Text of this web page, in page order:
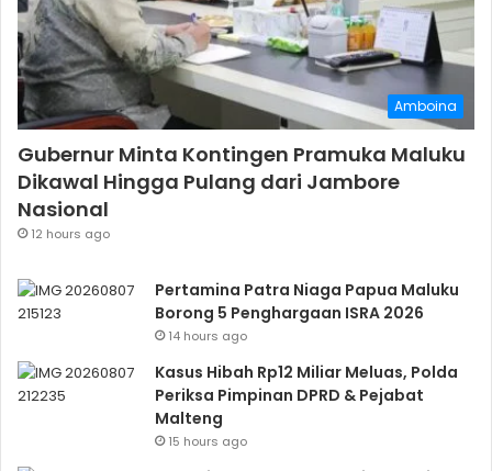
Amboina
Gubernur Minta Kontingen Pramuka Maluku
Dikawal Hingga Pulang dari Jambore
Nasional
12 hours ago
Pertamina Patra Niaga Papua Maluku
Borong 5 Penghargaan ISRA 2026
14 hours ago
Kasus Hibah Rp12 Miliar Meluas, Polda
Periksa Pimpinan DPRD & Pejabat
Malteng
15 hours ago